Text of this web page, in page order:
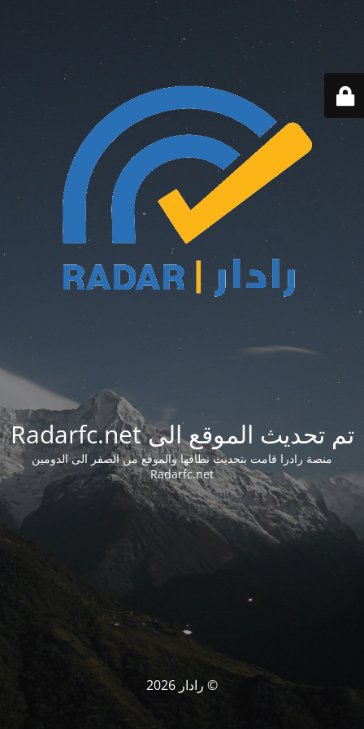
تم تحديث الموقع الى Radarfc.net
منصة رادرا قامت بتحديث نطاقها والموقع من الصفر الى الدومين
Radarfc.net
© رادار 2026